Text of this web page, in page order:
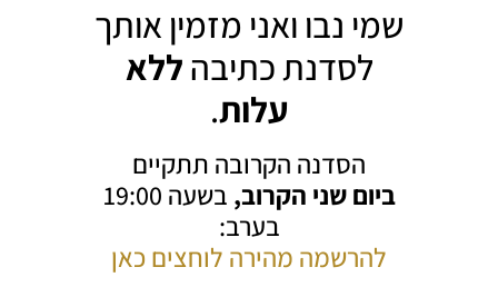
שמי נבו ואני מזמין אותך
לסדנת כתיבהללא
עלות.
הסדנה הקרובה תתקיים
ביום שני הקרוב,
בשעה 19:00
בערב:
להרשמה מהירה לוחצים כאן